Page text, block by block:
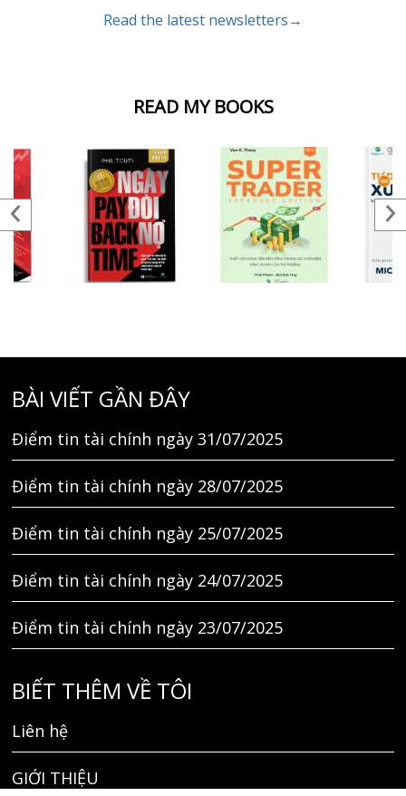
READ MY BOOKS
Read the latest newsletters→
BÀI VIẾT GẦN ĐÂY
Điểm tin tài chính ngày 31/07/2025
Điểm tin tài chính ngày 28/07/2025
Điểm tin tài chính ngày 25/07/2025
Điểm tin tài chính ngày 24/07/2025
Điểm tin tài chính ngày 23/07/2025
BIẾT THÊM VỀ TÔI
Liên hệ
GIỚI THIỆU